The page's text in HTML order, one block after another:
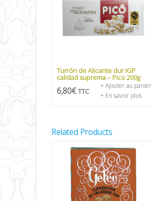
Turrón de Alicante dur IGP
calidad suprema – Pico 200g
6,80€ TTC
+ Ajouter au panier
+ En savoir plus
Related Products